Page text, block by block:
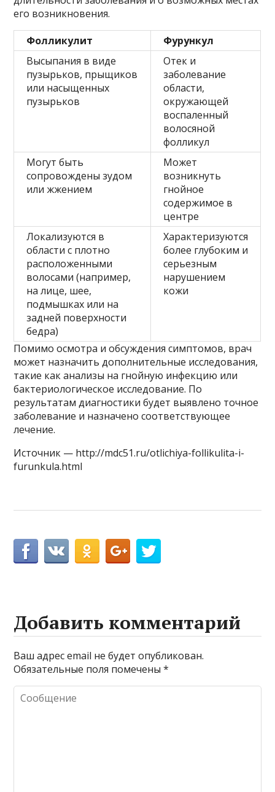
его возникновения.
Фолликулит
Фурункул
Высыпания в виде
пузырьков, прыщиков
или насыщенных
пузырьков
Отек и
заболевание
области,
окружающей
воспаленный
волосяной
фолликул
Могут быть
сопровождены зудом
или жжением
Может
возникнуть
гнойное
содержимое в
центре
Локализуются в
области с плотно
расположенными
волосами (например,
на лице, шее,
подмышках или на
задней поверхности
бедра)
Характеризуются
более глубоким и
серьезным
нарушением
кожи
Помимо осмотра и обсуждения симптомов, врач
может назначить дополнительные исследования,
такие как анализы на гнойную инфекцию или
бактериологическое исследование. По
результатам диагностики будет выявлено точное
заболевание и назначено соответствующее
лечение.
Источник — http://mdc51.ru/otlichiya-follikulita-i-
furunkula.html
Добавить комментарий
Ваш адрес email не будет опубликован.
Обязательные поля помечены*